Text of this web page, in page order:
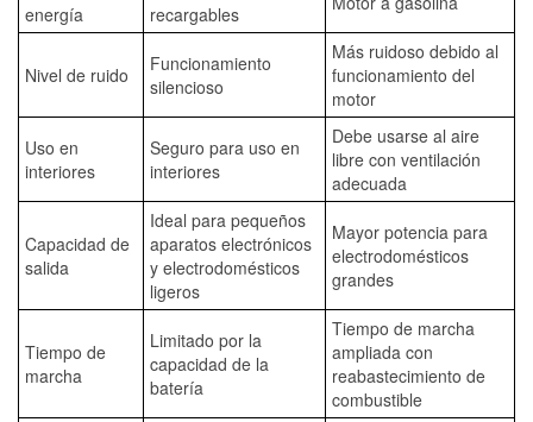
energía
recargables
Nivel de ruido
Funcionamiento
silencioso
Más ruidoso debido al
funcionamiento del
motor
Uso en
interiores
Seguro para uso en
interiores
Debe usarse al aire
libre con ventilación
adecuada
Capacidad de
salida
Ideal para pequeños
aparatos electrónicos
y electrodomésticos
ligeros
Mayor potencia para
electrodomésticos
grandes
Tiempo de
marcha
Limitado por la
capacidad de la
batería
Tiempo de marcha
ampliada con
reabastecimiento de
combustible